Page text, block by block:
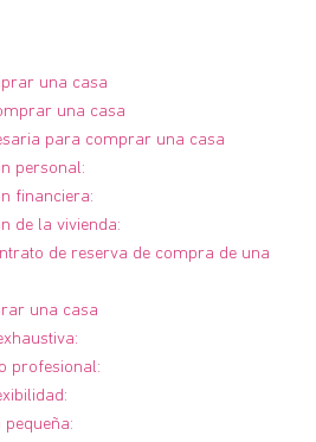
una casa
una casa
para comprar una casa
personal:
financiera:
de la vivienda:
de reserva de compra de una
una casa
profesional:
pequeña: